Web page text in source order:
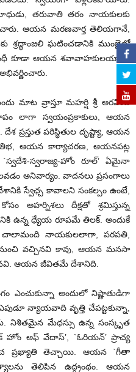
తరువాతి తరం నాయకులకు
ఆయన మరణవార్త తెలియగానే,
శ్రద్ధాంజలి ఘటించడానికి ముంబైలో
కూడా ఆయన శవావాహకులయారు,
మాట వ్రాస్తూ మహర్షి శ్రీ అరవింద
లాగా స్వయంప్రకాకులు, ఆయన
ప్రస్తుత పరిస్థితుల దృష్ట్యా, ఆయన
ఆయన కార్యాచరణ, ఆయనపట్ల
`స్వదేశి-స్వరాజ్య-హోం రూల్’ ఏమైనా
అనివార్యం. వాదనలు ప్రసంగాలు
స్వేఛ్చ కావాలని సంకల్పం ఉంటే,
అహర్నిశలు దీక్షతో శ్రమిస్తున్న
ఉన్న ధ్యేయ రూపమే తిలక్. అందుకే
చాలామంది నాయకులలాగా, పరపతి,
నుంచి వచ్చినవి కావు, ఆయన మనసా
ఆయన జీవితమే దేశానిది.
ఎంచుకున్నా అందులో నిష్ణాతుడిగా
న్యాయవాది వృత్తి చేపట్టకున్నా,
నిశితమైన మేధస్సు ఉన్న సంస్కృత
హోం అఫ్ వేదాస్’, `ఓరియన్’ ప్రాచ్య
ప్రఖ్యాతి తెచ్చాయి. ఆయన `గీతా
తెలిపిన ఉద్గ్రంథం. ఆయన